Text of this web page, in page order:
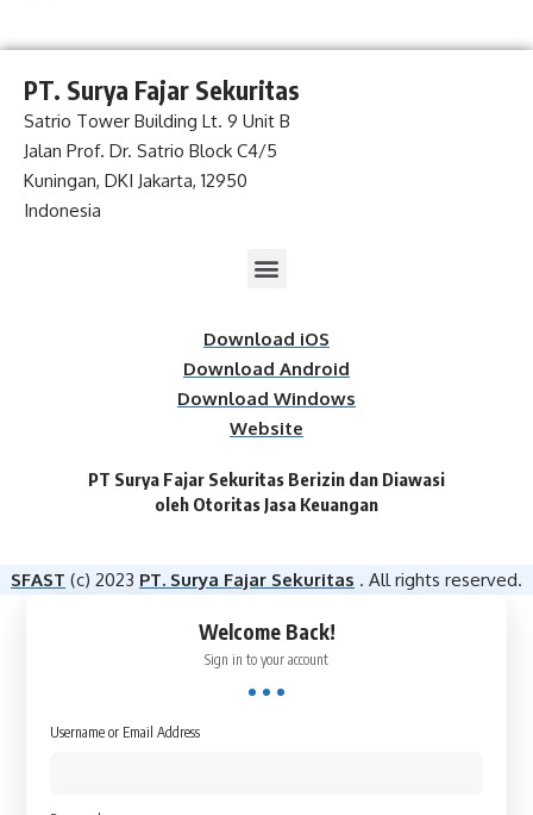
PT. Surya Fajar Sekuritas
Satrio Tower Building Lt. 9 Unit B
Jalan Prof. Dr. Satrio Block C4/5
Kuningan, DKI Jakarta, 12950
Indonesia
Download iOS
Download Android
Download Windows
Website
PT Surya Fajar Sekuritas Berizin dan Diawasi
oleh Otoritas Jasa Keuangan​
SFAST (c) 2023 PT. Surya Fajar Sekuritas . All rights reserved.
Welcome Back!
Sign in to your account
Username or Email Address